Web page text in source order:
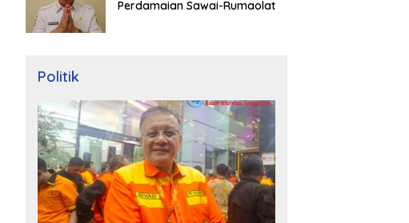
Perdamaian Sawai-Rumaolat
Politik